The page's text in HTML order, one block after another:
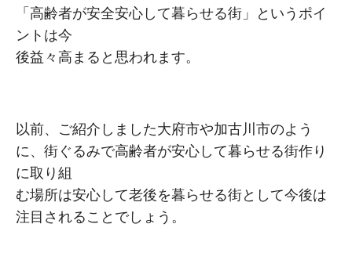
「⾼齢者が安全安⼼して暮らせる街」というポイ
ントは今
後益々⾼まると思われます。
以前、ご紹介しました⼤府市や加古川市のよう
に、街ぐるみで⾼齢者が安⼼して暮らせる街作り
に取り組
む場所は安心して老後を暮らせる街として今後は
注目されることでしょう。